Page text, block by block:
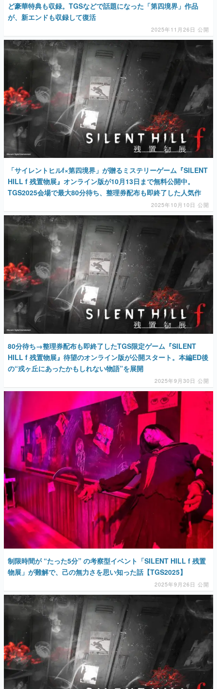
カテゴリ
特集記事
マンガ
アプリレビュー
その他
電ファミニコゲーマーとは？
運営：株式会社マレ
ど豪華特典も収録。TGSなどで話題になった「第四境界」作品
が、新エンドも収録して復活
2025年11月26日 公開
「サイレントヒルf×第四境界」が贈るミステリーゲーム『SILENT
HILL f 残置物展』オンライン版が10月13日まで無料公開中。
TGS2025会場で最大80分待ち、整理券配布も即終了した人気作
2025年10月10日 公開
80分待ち→整理券配布も即終了したTGS限定ゲーム『SILENT
HILL f 残置物展』待望のオンライン版が公開スタート。本編ED後
の“戎ヶ丘にあったかもしれない物語”を展開
2025年9月30日 公開
制限時間が “たった5分” の考察型イベント「SILENT HILL f 残置
物展」が難解で、己の無力さを思い知った話【TGS2025】
2025年9月26日 公開